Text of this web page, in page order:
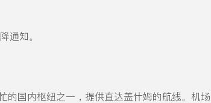
通知。
的国内枢纽之一，提供直达盖什姆的航线。机